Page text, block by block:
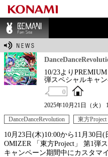
BEMANI Fan Sit
10/23より
弾スペシャルキャ
0
2025年10月21日（火）
DanceDanceRevolution
東方Project
10月23日(木)10:00から11月30日
OMIZER 「東方Project」 第1弾
キャンペーン期間中にカスタマ